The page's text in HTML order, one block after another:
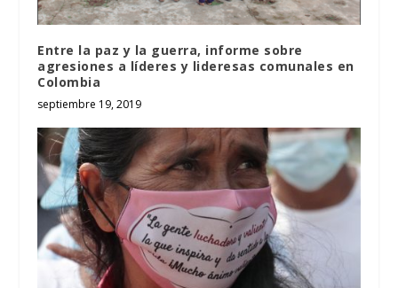
Entre la paz y la guerra, informe sobre
agresiones a líderes y lideresas comunales en
Colombia
septiembre 19, 2019